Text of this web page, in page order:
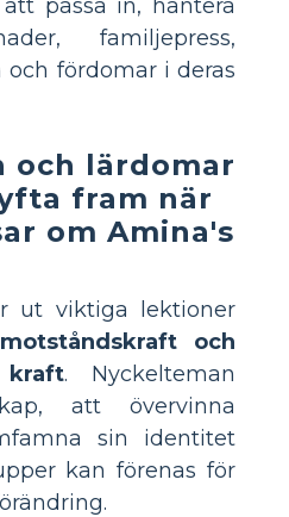
passa in, hantera
familjepress,
och fördomar i deras
och lärdomar
fram när
om Amina's
ut viktiga lektioner
och
kraft. Nyckelteman
att övervinna
sin identitet
kan förenas för